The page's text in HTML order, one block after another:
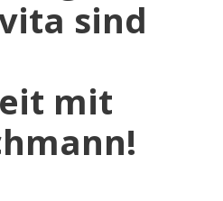
sind
mit